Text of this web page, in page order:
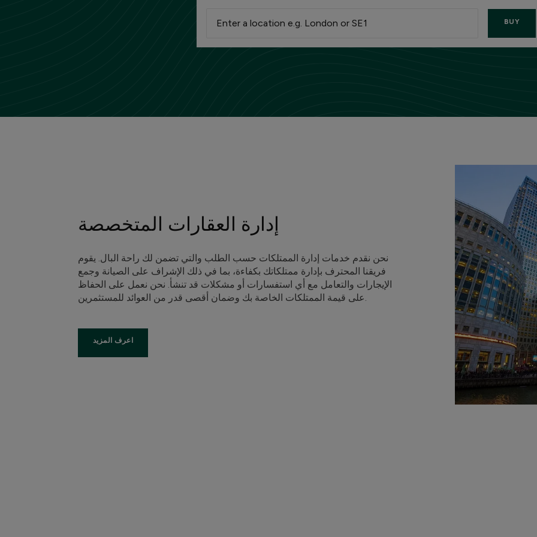
BUY
إدارة العقارات المتخصصة
نحن نقدم خدمات إدارة الممتلكات حسب الطلب والتي تضمن لك راحة البال. يقوم
فريقنا المحترف بإدارة ممتلكاتك بكفاءة، بما في ذلك الإشراف على الصيانة وجمع
الإيجارات والتعامل مع أي استفسارات أو مشكلات قد تنشأ. نحن نعمل على الحفاظ
اعرف المزيد